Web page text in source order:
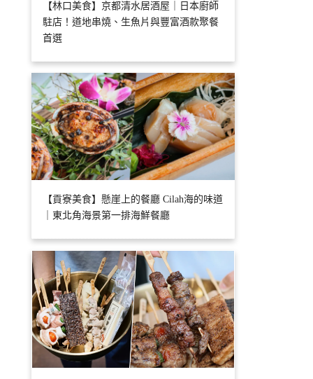
【林口美食】京都清水居酒屋｜日本廚師
駐店！道地串燒、生魚片與豐富酒款聚餐
首選
【貢寮美食】懸崖上的餐廳 Cilah海的味道
｜東北角海景第一排海鮮餐廳